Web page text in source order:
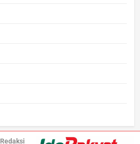
Redaksi